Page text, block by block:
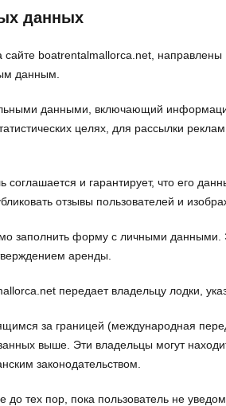
данных
boatrentalmallorca.net,
данным.
данными, включающий
целях, для рассылки
соглашается и гарантирует, что его
отзывы пользователей и
заполнить форму с личными
аренды.
передает владельцу лодки,
за границей (международная
выше. Эти владельцы могут
законодательством.
до тех пор, пока пользователь не